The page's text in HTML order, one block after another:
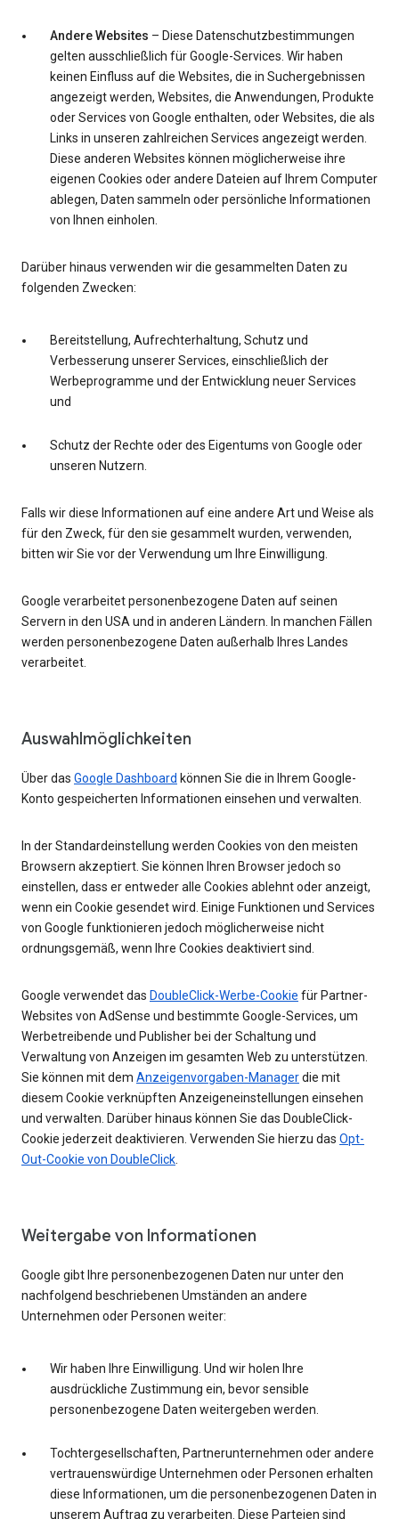
Andere Websites – Diese Datenschutzbestimmungen
gelten ausschließlich für Google-Services. Wir haben
keinen Einfluss auf die Websites, die in Suchergebnissen
angezeigt werden, Websites, die Anwendungen, Produkte
oder Services von Google enthalten, oder Websites, die als
Links in unseren zahlreichen Services angezeigt werden.
Diese anderen Websites können möglicherweise ihre
eigenen Cookies oder andere Dateien auf Ihrem Computer
ablegen, Daten sammeln oder persönliche Informationen
von Ihnen einholen.
Darüber hinaus verwenden wir die gesammelten Daten zu
folgenden Zwecken:
Bereitstellung, Aufrechterhaltung, Schutz und
Verbesserung unserer Services, einschließlich der
Werbeprogramme und der Entwicklung neuer Services
und
Schutz der Rechte oder des Eigentums von Google oder
unseren Nutzern.
Falls wir diese Informationen auf eine andere Art und Weise als
für den Zweck, für den sie gesammelt wurden, verwenden,
bitten wir Sie vor der Verwendung um Ihre Einwilligung.
Google verarbeitet personenbezogene Daten auf seinen
Servern in den USA und in anderen Ländern. In manchen Fällen
werden personenbezogene Daten außerhalb Ihres Landes
verarbeitet.
Auswahlmöglichkeiten
Über das Google Dashboard können Sie die in Ihrem Google-
Konto gespeicherten Informationen einsehen und verwalten.
In der Standardeinstellung werden Cookies von den meisten
Browsern akzeptiert. Sie können Ihren Browser jedoch so
einstellen, dass er entweder alle Cookies ablehnt oder anzeigt,
wenn ein Cookie gesendet wird. Einige Funktionen und Services
von Google funktionieren jedoch möglicherweise nicht
ordnungsgemäß, wenn Ihre Cookies deaktiviert sind.
Google verwendet das DoubleClick-Werbe-Cookie für Partner-
Websites von AdSense und bestimmte Google-Services, um
Werbetreibende und Publisher bei der Schaltung und
Verwaltung von Anzeigen im gesamten Web zu unterstützen.
Sie können mit dem Anzeigenvorgaben-Managerdie mit
diesem Cookie verknüpften Anzeigeneinstellungen einsehen
und verwalten. Darüber hinaus können Sie das DoubleClick-
Cookie jederzeit deaktivieren. Verwenden Sie hierzu das Opt-
Out-Cookie von DoubleClick
Weitergabe von Informationen
Google gibt Ihre personenbezogenen Daten nur unter den
nachfolgend beschriebenen Umständen an andere
Unternehmen oder Personen weiter:
Wir haben Ihre Einwilligung. Und wir holen Ihre
ausdrückliche Zustimmung ein, bevor sensible
personenbezogene Daten weitergeben werden.
Tochtergesellschaften, Partnerunternehmen oder andere
vertrauenswürdige Unternehmen oder Personen erhalten
diese Informationen, um die personenbezogenen Daten in
unserem Auftrag zu verarbeiten. Diese Parteien sind